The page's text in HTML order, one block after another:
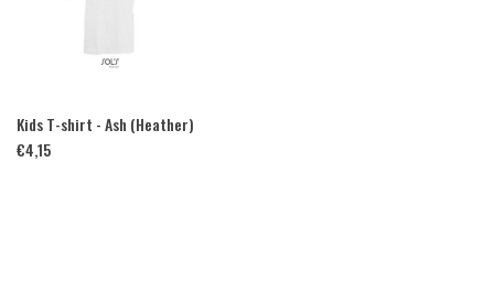
Kids T-shirt - Ash (Heather)
€4,15